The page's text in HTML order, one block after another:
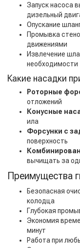
Запуск насоса
дизельный
Опускание
Промывка
движениями
Извлечение
необходимости
Какие насадки
Роторные
отложений
Конусные
ила
Форсунки с
поверхность
вычищать за
Преимущества
Безопасная
колодца
Глубокая
Экономия
минут
Работа при